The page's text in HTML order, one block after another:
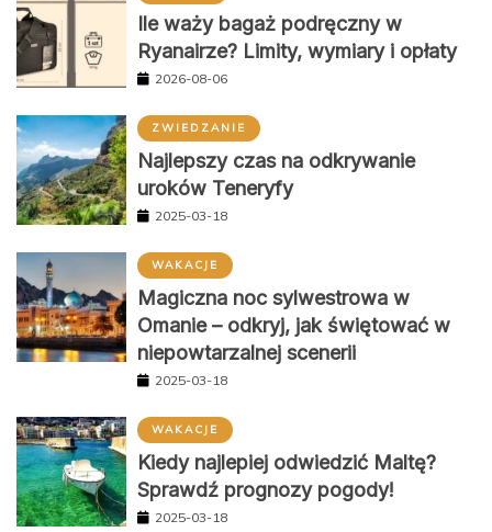
Ile waży bagaż podręczny w
Ryanairze? Limity, wymiary i opłaty
2026-08-06
ZWIEDZANIE
Najlepszy czas na odkrywanie
uroków Teneryfy
2025-03-18
WAKACJE
Magiczna noc sylwestrowa w
Omanie – odkryj, jak świętować w
niepowtarzalnej scenerii
2025-03-18
WAKACJE
Kiedy najlepiej odwiedzić Maltę?
Sprawdź prognozy pogody!
2025-03-18